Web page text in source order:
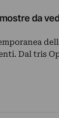
da
Dal tris